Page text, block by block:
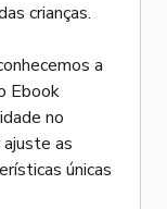
crianças.
a
Ebook
no
as
únicas